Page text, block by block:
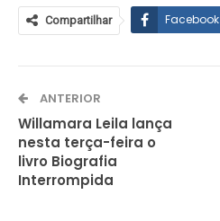
Compartilhar Facebook
ANTERIOR
Willamara Leila lança
nesta terça-feira o
livro Biografia
Interrompida